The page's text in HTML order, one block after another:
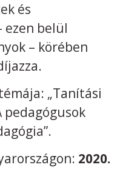
és
ezen belül
– körében
„Tanítási
pedagógusok
2020.